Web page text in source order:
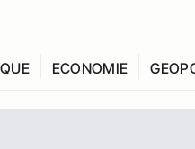
ECONOMIE